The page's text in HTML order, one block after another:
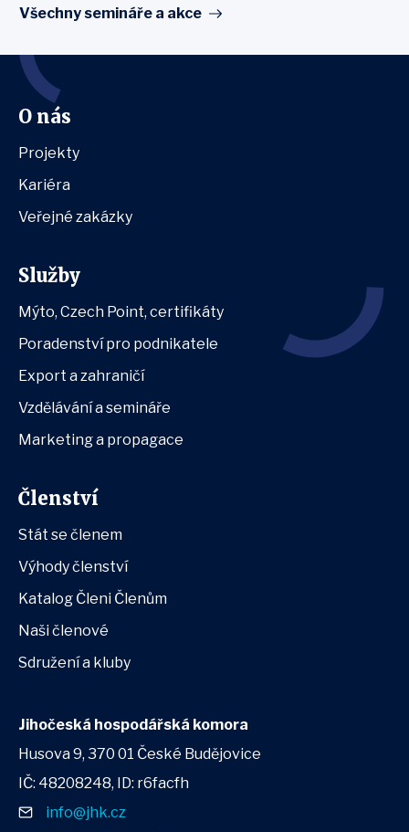
Všechny semináře a akce
O nás
Projekty
Kariéra
Veřejné zakázky
Služby
Mýto, Czech Point, certifikáty
Poradenství pro podnikatele
Export a zahraničí
Vzdělávání a semináře
Marketing a propagace
Členství
Stát se členem
Výhody členství
Katalog Členi Členům
Naši členové
Sdružení a kluby
Jihočeská hospodářská komora
Husova 9, 370 01 České Budějovice
IČ: 48208248, ID: r6facfh
info@jhk.cz